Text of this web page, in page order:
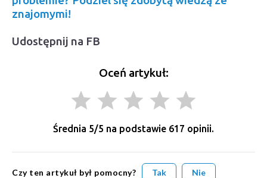
znajomymi!
Udostępnij na FB
Oceń artykuł:
grade grade grade grade grade
Średnia 5/5 na podstawie 617 opinii.
Czy ten artykuł był pomocny? Tak Nie